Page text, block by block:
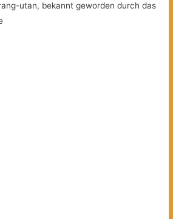
utan, bekannt geworden durch das